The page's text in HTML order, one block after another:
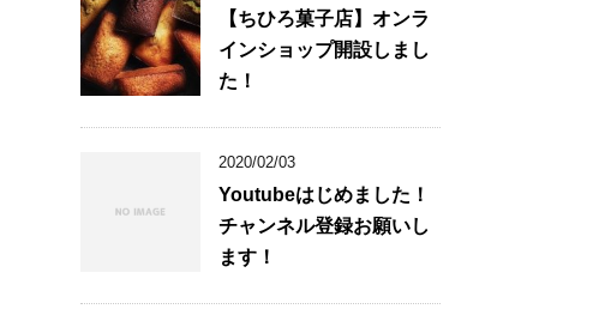
【ちひろ菓子店】オンラ
インショップ開設しまし
た！
2020/02/03
Youtubeはじめました！
チャンネル登録お願いし
ます！